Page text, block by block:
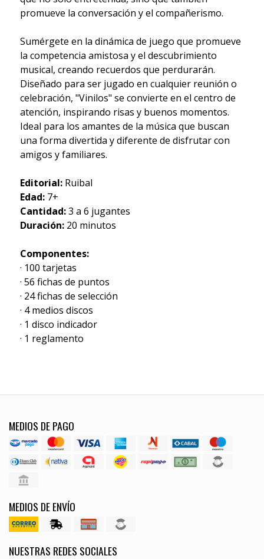
promueve la conversación y el compañerismo.
Sumérgete en la dinámica de juego que promueve
la competencia amistosa y el descubrimiento
musical, creando recuerdos que perdurarán.
Diseñado para ser jugado en cualquier reunión o
celebración, "Vinilos" se convierte en el centro de
atención, inspirando risas y buenos momentos.
Ideal para los amantes de la música que buscan
una forma divertida y diferente de disfrutar con
amigos y familiares.
Editorial: Ruibal
Edad: 7+
Cantidad:3 a 6 jugantes
Duración:20 minutos
Componentes:
· 100 tarjetas
· 56 fichas de puntos
· 24 fichas de selección
· 4 medios discos
· 1 disco indicador
· 1 reglamento
MEDIOS DE PAGO
MEDIOS DE ENVÍO
NUESTRAS REDES SOCIALES